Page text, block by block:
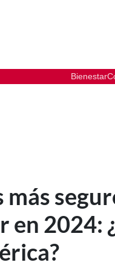
Bienestar
más
en 2024: